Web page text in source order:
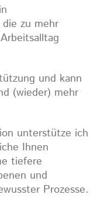
zu mehr
und kann
(wieder) mehr
unterstütze ich
Ihnen
tiefere
und
Prozesse.